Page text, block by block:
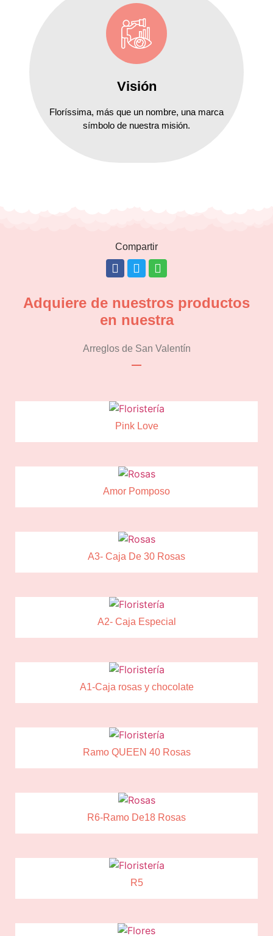
Visión
Floríssima, más que un nombre, una marca
símbolo de nuestra misión.
Compartir
Adquiere de nuestros productos
en nuestra
Arreglos de San Valentín
Pink Love
Amor Pomposo
A3- Caja De 30 Rosas
A2- Caja Especial
A1-Caja rosas y chocolate
Ramo QUEEN 40 Rosas
R6-Ramo De18 Rosas
R5